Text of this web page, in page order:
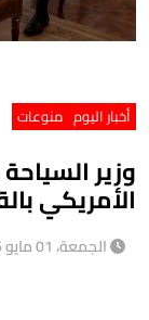
أخبار اليوم منوعات
وزير
الأمريكي
الجمعة، 01 مايو 2026 12:11 م